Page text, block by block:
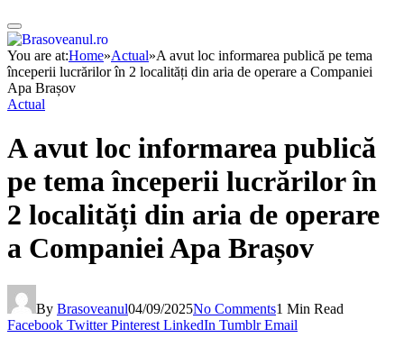
You are at:Home»Actual»A avut loc informarea publică pe tema
începerii lucrărilor în 2 localități din aria de operare a Companiei
Apa Brașov
Actual
A avut loc informarea publică
pe tema începerii lucrărilor în
2 localități din aria de operare
a Companiei Apa Brașov
By Brasoveanul04/09/2025No Comments1 Min Read
Facebook Twitter Pinterest LinkedIn Tumblr Email